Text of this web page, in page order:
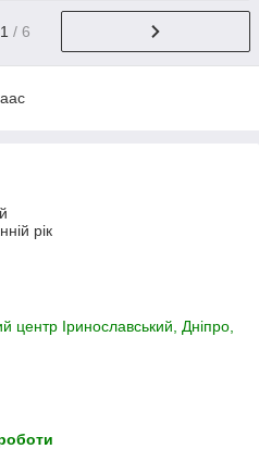
1 / 6
рік
центр Іринославський, Дніпро,